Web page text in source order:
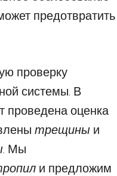
предотвратить
проверку
системы. В
проведена оценка
трещины и
. Мы
и предложим